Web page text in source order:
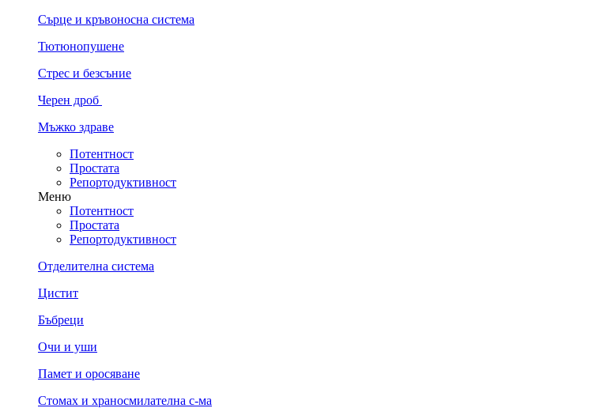
Сърце и кръвоносна система
Тютюнопушене
Стрес и безсъние
Черен дроб
Мъжко здраве
Потентност
Простата
Репортодуктивност
Меню
Потентност
Простата
Репортодуктивност
Отделителна система
Цистит
Бъбреци
Очи и уши
Памет и оросяване
Стомах и храносмилателна с-ма